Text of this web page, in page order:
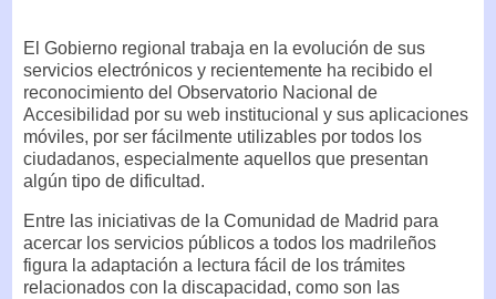
El Gobierno regional trabaja en la evolución de sus
servicios electrónicos y recientemente ha recibido el
reconocimiento del Observatorio Nacional de
Accesibilidad por su web institucional y sus aplicaciones
móviles, por ser fácilmente utilizables por todos los
ciudadanos, especialmente aquellos que presentan
algún tipo de dificultad.
Entre las iniciativas de la Comunidad de Madrid para
acercar los servicios públicos a todos los madrileños
figura la adaptación a lectura fácil de los trámites
relacionados con la discapacidad, como son las